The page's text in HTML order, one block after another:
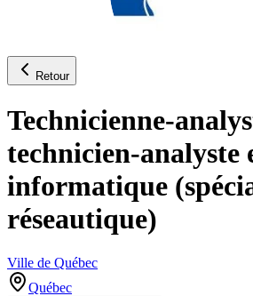
Retour
Technicienne-
technicien-analyste
informatique
réseautique)
Ville de Québec
Québec